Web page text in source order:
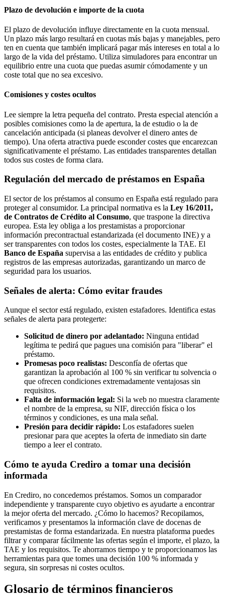
Plazo de devolución e importe de la cuota
El plazo de devolución influye directamente en la cuota mensual.
Un plazo más largo resultará en cuotas más bajas y manejables, pero
ten en cuenta que también implicará pagar más intereses en total a lo
largo de la vida del préstamo. Utiliza simuladores para encontrar un
equilibrio entre una cuota que puedas asumir cómodamente y un
coste total que no sea excesivo.
Comisiones y costes ocultos
Lee siempre la letra pequeña del contrato. Presta especial atención a
posibles comisiones como la de apertura, la de estudio o la de
cancelación anticipada (si planeas devolver el dinero antes de
tiempo). Una oferta atractiva puede esconder costes que encarezcan
significativamente el préstamo. Las entidades transparentes detallan
todos sus costes de forma clara.
Regulación del mercado de préstamos en España
El sector de los préstamos al consumo en España está regulado para
proteger al consumidor. La principal normativa es la Ley 16/2011,
de Contratos de Crédito al Consumo, que traspone la directiva
europea. Esta ley obliga a los prestamistas a proporcionar
información precontractual estandarizada (el documento INE) y a
ser transparentes con todos los costes, especialmente la TAE. El
Banco de España supervisa a las entidades de crédito y publica
registros de las empresas autorizadas, garantizando un marco de
seguridad para los usuarios.
Señales de alerta: Cómo evitar fraudes
Aunque el sector está regulado, existen estafadores. Identifica estas
señales de alerta para protegerte:
Solicitud de dinero por adelantado: Ninguna entidad
legítima te pedirá que pagues una comisión para "liberar" el
préstamo.
Promesas poco realistas: Desconfía de ofertas que
garantizan la aprobación al 100 % sin verificar tu solvencia o
que ofrecen condiciones extremadamente ventajosas sin
requisitos.
Falta de información legal: Si la web no muestra claramente
el nombre de la empresa, su NIF, dirección física o los
términos y condiciones, es una mala señal.
Presión para decidir rápido: Los estafadores suelen
presionar para que aceptes la oferta de inmediato sin darte
tiempo a leer el contrato.
Cómo te ayuda Crediro a tomar una decisión
informada
En Crediro, no concedemos préstamos. Somos un comparador
independiente y transparente cuyo objetivo es ayudarte a encontrar
la mejor oferta del mercado. ¿Cómo lo hacemos? Recopilamos,
verificamos y presentamos la información clave de docenas de
prestamistas de forma estandarizada. En nuestra plataforma puedes
filtrar y comparar fácilmente las ofertas según el importe, el plazo, la
TAE y los requisitos. Te ahorramos tiempo y te proporcionamos las
herramientas para que tomes una decisión 100 % informada y
segura, sin sorpresas ni costes ocultos.
Glosario de términos financieros